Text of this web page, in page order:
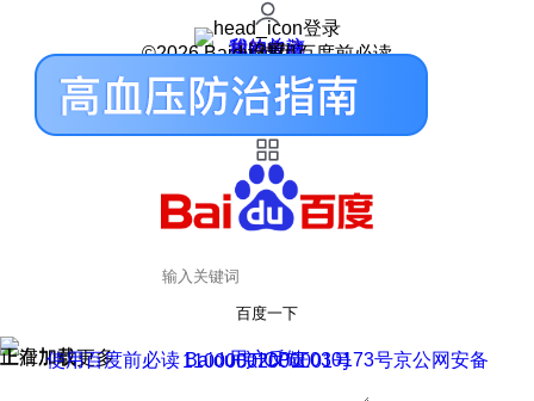
登录
我的关注
我的收藏
皮肤中心
用户反馈
设置
©2026 Baidu 使用百度前必读
百度一下
正在加载
上滑加载更多 用户反馈
使用百度前必读 Baidu 京ICP证030173号
京公网安备11000002000001号